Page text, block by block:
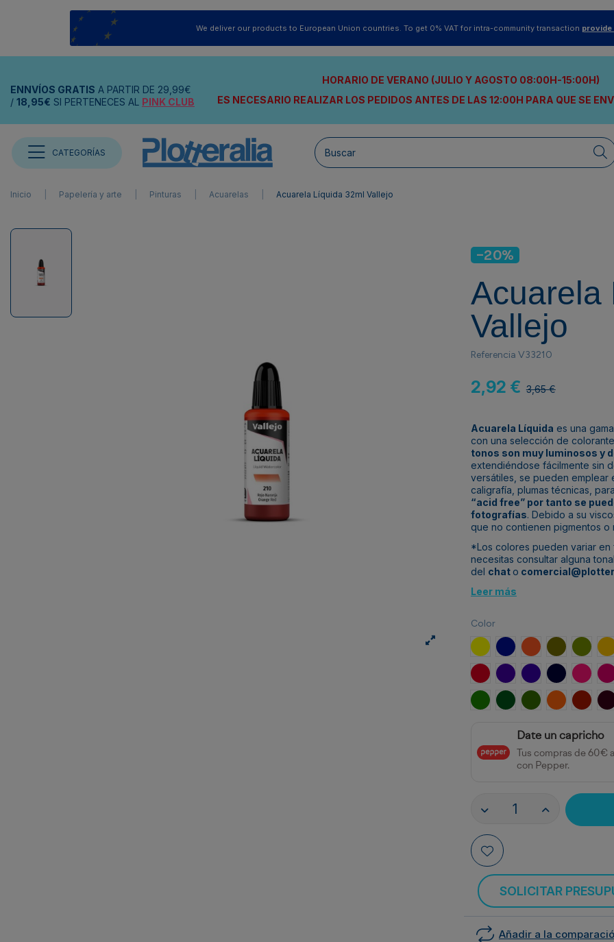
We deliver our products to European Union countries. To get 0% VAT for intra-community transaction provide
ENNVÍOS GRATIS A PARTIR DE 29,99€
/ 18,95€ SI PERTENECES AL PINK CLUB
HORARIO DE VERANO (JULIO Y AGOSTO 08:00H-15:00H)
ES NECESARIO REALIZAR LOS PEDIDOS ANTES DE LAS 12:00H PARA QUE SE
CATEGORÍAS
Inicio Papelería y arte Pinturas Acuarelas Acuarela Líquida 32ml Vallejo
-20%
Acuarela
Vallejo
Referencia V33210
2,92 € 3,65 €
Acuarela Líquida es una
con una selección de
tonos son muy luminosos y
extendiéndose fácilmente sin
versátiles, se pueden emplear
caligrafía, plumas técnicas,
“acid free” por tanto se
fotografías. Debido a su
que no contienen pigmentos
*Los colores pueden variar en
necesitas consultar alguna
del chat o
Leer más
Color
Amarillo Limón
Azul Ultramar
NaranjaVerde Oliva
Rojo Coral
Violeta Violeta AzulAzul Marino
Rosa
Verde Amarillo
Verde Dorado
Oliva Dorada
Marrón
Date un capricho
Tus compras de 60€
con Pepper.
SOLICITAR
Añadir a la